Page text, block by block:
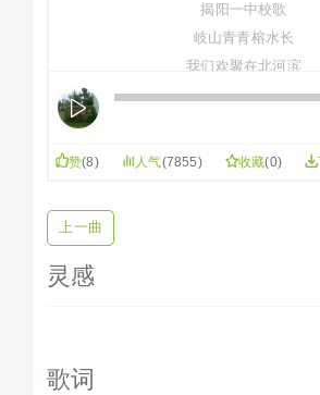
揭阳一中校歌
岐山青青榕水长
我们欢聚在北河滨
追求革命真理沐浴党的阳
求实向上
赞(8) 人气(7855) 收藏(0)
上一曲
灵感
歌词